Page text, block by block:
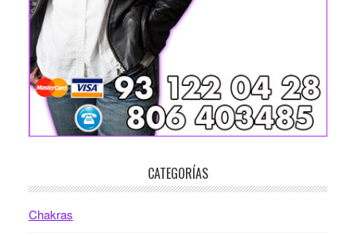
CATEGORÍAS
Chakras